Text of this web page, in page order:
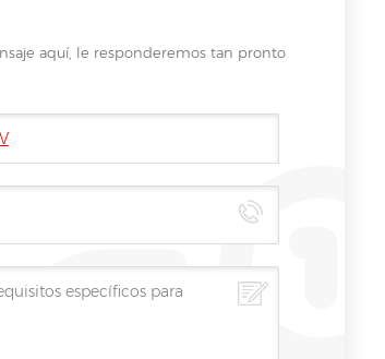
aquí, le responderemos tan pronto